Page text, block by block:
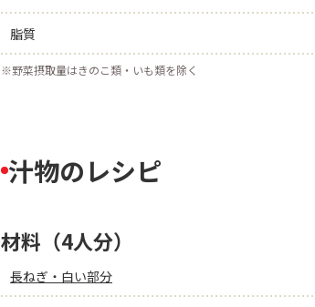
脂質
※野菜摂取量はきのこ類・いも類を除く
汁物のレシピ
材料（4人分）
長ねぎ・白い部分